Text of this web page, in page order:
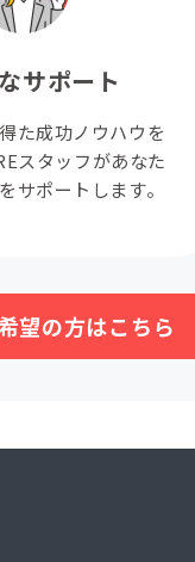
サポート
た成功ノウハウを
スタッフがあなた
サポートします。
望の方はこちら